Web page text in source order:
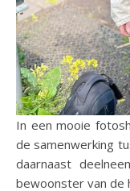
In een mooie
de samenwerking
daarnaast
bewoonster van de